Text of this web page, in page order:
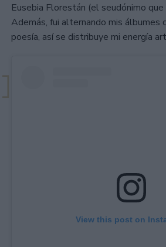
Eusebia Florestán (el seudónimo
Además, fui alternando mis álbumes
poesía, así se distribuye mi energía
View this post on